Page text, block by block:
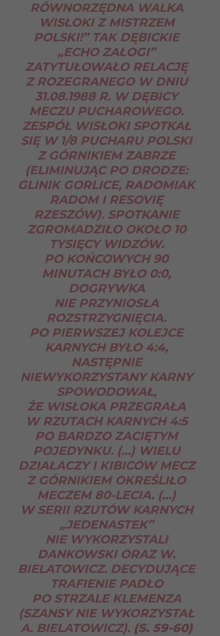
RÓWNORZĘDNA WALKA
WISŁOKI Z MISTRZEM
POLSKI!” TAK DĘBICKIE
„ECHO ZAŁOGI”
ZATYTUŁOWAŁO RELACJĘ
Z ROZEGRANEGO W DNIU
31.08.1988 R. W DĘBICY
MECZU PUCHAROWEGO.
ZESPÓŁ WISŁOKI SPOTKAŁ
SIĘ W 1/8 PUCHARU POLSKI
Z GÓRNIKIEM ZABRZE
(ELIMINUJĄC PO DRODZE:
GLINIK GORLICE, RADOMIAK
RADOM I RESOVIĘ
RZESZÓW). SPOTKANIE
ZGROMADZIŁO OKOŁO 10
TYSIĘCY WIDZÓW.
PO KOŃCOWYCH 90
MINUTACH BYŁO 0:0,
DOGRYWKA
NIE PRZYNIOSŁA
ROZSTRZYGNIĘCIA.
PO PIERWSZEJ KOLEJCE
KARNYCH BYŁO 4:4,
NASTĘPNIE
NIEWYKORZYSTANY KARNY
SPOWODOWAŁ,
ŻE WISŁOKA PRZEGRAŁA
W RZUTACH KARNYCH 4:5
PO BARDZO ZACIĘTYM
POJEDYNKU. (…) WIELU
DZIAŁACZY I KIBICÓW MECZ
Z GÓRNIKIEM OKREŚLIŁO
MECZEM 80-LECIA. (…)
W SERII RZUTÓW KARNYCH
„JEDENASTEK”
NIE WYKORZYSTALI
DANKOWSKI ORAZ W.
BIELATOWICZ. DECYDUJĄCE
TRAFIENIE PADŁO
PO STRZALE KLEMENZA
(SZANSY NIE WYKORZYSTAŁ
A. BIELATOWICZ). (S. 59-60)